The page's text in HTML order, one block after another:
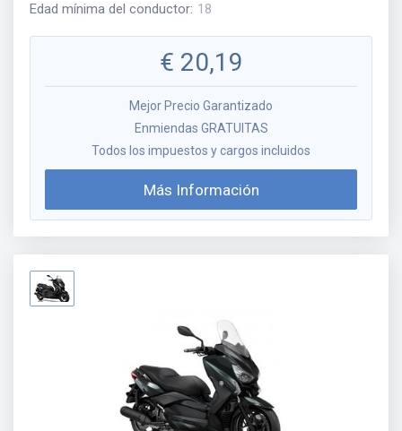
Edad mínima del conductor: 18
€ 20,19
Mejor Precio Garantizado
Enmiendas GRATUITAS
Todos los impuestos y cargos incluidos
Más Información